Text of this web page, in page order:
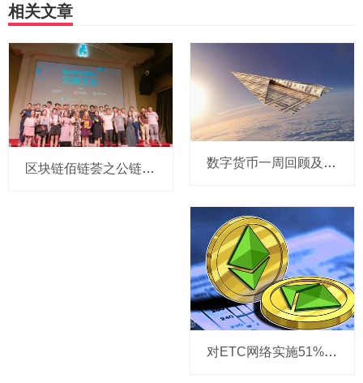
相关文章
区块链佰链荟之公链王者峰会成功举办 多位嘉宾深度分析公链发展趋势 数字货币一周回顾及本周前瞻
对ETC网络实施51%攻击？可能5500万美元就够